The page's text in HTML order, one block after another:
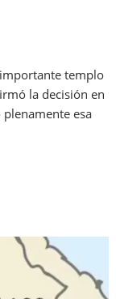
templo
la decisión en
esa